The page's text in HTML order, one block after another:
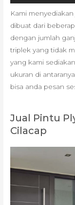
Kami
dibuat dari
dengan jumlah
triplek yang tidak
yang kami
ukuran di
bisa anda pesan
Jual Pintu
Cilacap